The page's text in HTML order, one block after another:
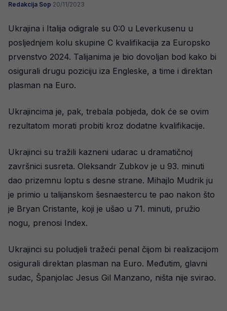
Redakcija Sop·20/11/2023
Ukrajina i Italija odigrale su 0:0 u Leverkusenu u
posljednjem kolu skupine C kvalifikacija za Europsko
prvenstvo 2024. Talijanima je bio dovoljan bod kako bi
osigurali drugu poziciju iza Engleske, a time i direktan
plasman na Euro.
Ukrajincima je, pak, trebala pobjeda, dok će se ovim
rezultatom morati probiti kroz dodatne kvalifikacije.
Ukrajinci su tražili kazneni udarac u dramatičnoj
završnici susreta. Oleksandr Zubkov je u 93. minuti
dao prizemnu loptu s desne strane. Mihajlo Mudrik ju
je primio u talijanskom šesnaestercu te pao nakon što
je Bryan Cristante, koji je ušao u 71. minuti, pružio
nogu, prenosi Index.
Ukrajinci su poludjeli tražeći penal čijom bi realizacijom
osigurali direktan plasman na Euro. Međutim, glavni
sudac, Španjolac Jesus Gil Manzano, ništa nije svirao.